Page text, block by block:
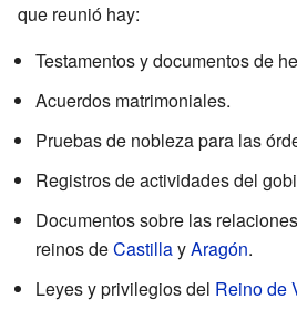
que reunió hay:
Testamentos y documentos de
Acuerdos matrimoniales.
Pruebas de nobleza para las
Registros de actividades del
Documentos sobre las
reinos deCastillayAragón.
Leyes y privilegios del Reino de